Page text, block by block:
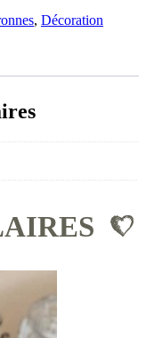
, Décoration